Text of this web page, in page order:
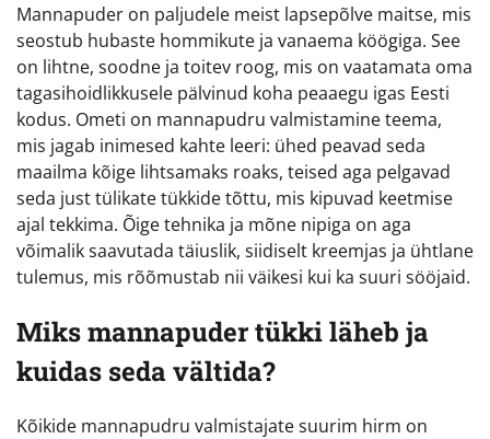
Mannapuder on paljudele meist lapsepõlve maitse, mis
seostub hubaste hommikute ja vanaema köögiga. See
on lihtne, soodne ja toitev roog, mis on vaatamata oma
tagasihoidlikkusele pälvinud koha peaaegu igas Eesti
kodus. Ometi on mannapudru valmistamine teema,
mis jagab inimesed kahte leeri: ühed peavad seda
maailma kõige lihtsamaks roaks, teised aga pelgavad
seda just tülikate tükkide tõttu, mis kipuvad keetmise
ajal tekkima. Õige tehnika ja mõne nipiga on aga
võimalik saavutada täiuslik, siidiselt kreemjas ja ühtlane
tulemus, mis rõõmustab nii väikesi kui ka suuri sööjaid.
Miks mannapuder tükki läheb ja
kuidas seda vältida?
Kõikide mannapudru valmistajate suurim hirm on